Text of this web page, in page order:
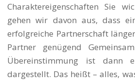
Charaktereigenschaften Sie
gehen wir davon aus, dass
erfolgreiche Partnerschaft
Partner genügend
Übereinstimmung ist dann
dargestellt. Das heißt – alles,